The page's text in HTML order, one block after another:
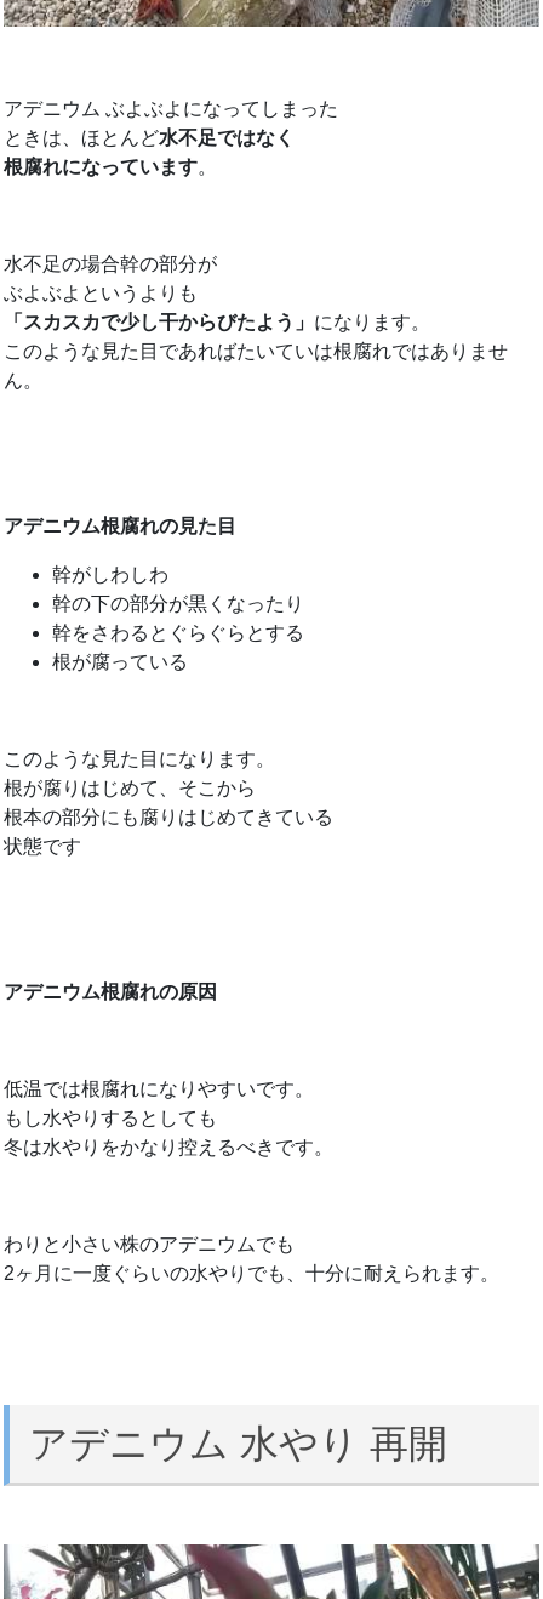
アデニウム ぶよぶよになってしまった
ときは、ほとんど水不足ではなく
根腐れになっています。
水不足の場合幹の部分が
ぶよぶよというよりも
「スカスカで少し干からびたよう」 になります。
このような見た目であればたいていは根腐れではありませ
ん。
アデニウム根腐れの見た目
幹がしわしわ
幹の下の部分が黒くなったり
幹をさわるとぐらぐらとする
根が腐っている
このような見た目になります。
根が腐りはじめて、そこから
根本の部分にも腐りはじめてきている
状態です
アデニウム根腐れの原因
低温では根腐れになりやすいです。
もし水やりするとしても
冬は水やりをかなり控えるべきです。
わりと小さい株のアデニウムでも
2ヶ月に一度ぐらいの水やりでも、十分に耐えられます。
アデニウム 水やり 再開